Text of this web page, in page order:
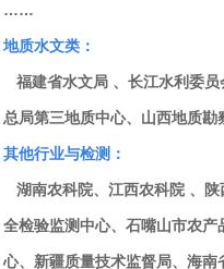
……
地质水文类：
福建省水文局 、长江水利委员
总局第三地质中心、山西地质
其他行业与检测：
湖南农科院、江西农科院 、陕
全检验监测中心、石嘴山市农
心、新疆质量技术监督局、海